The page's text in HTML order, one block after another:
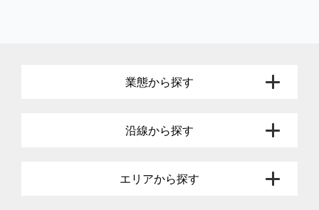
業態から探す
沿線から探す
エリアから探す